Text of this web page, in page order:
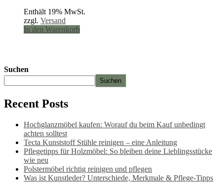
Enthält 19% MwSt.
zzgl. Versand
In den Warenkorb
Suchen
Suchen
Recent Posts
Hochglanzmöbel kaufen: Worauf du beim Kauf unbedingt
achten solltest
Tecta Kunststoff Stühle reinigen – eine Anleitung
Pflegetipps für Holzmöbel: So bleiben deine Lieblingsstücke
wie neu​
Polstermöbel richtig reinigen und pflegen
Was ist Kunstleder? Unterschiede, Merkmale & Pflege-Tipps